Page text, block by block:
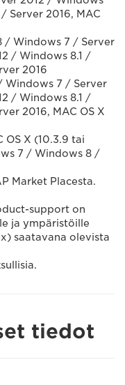
Server 2016, MAC
/ Windows 7 / Server
/ Windows 8.1 /
2016
Windows 7 / Server
/ Windows 8.1 /
2016, MAC OS X
OS X (10.3.9 tai
7 / Windows 8 /
Market Placesta.
support on
ja ympäristöille
saatavana olevista
tiedot